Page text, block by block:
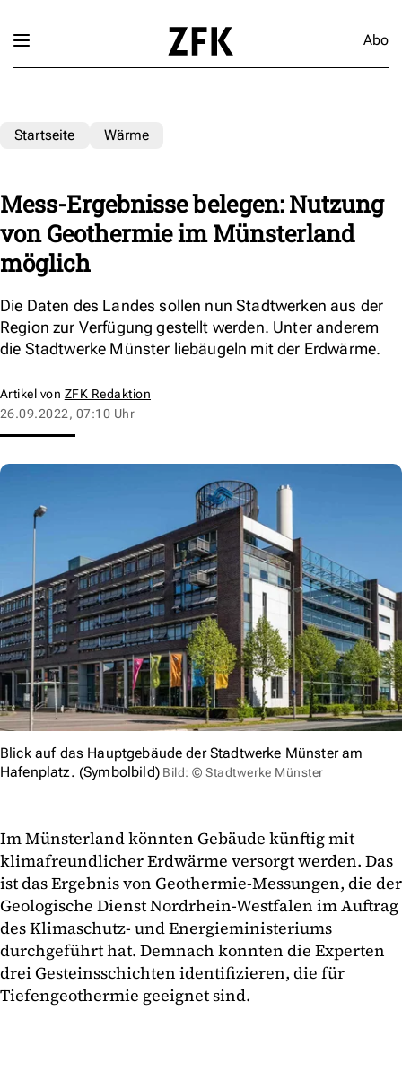
Abo
Startseite Wärme
Mess-Ergebnisse belegen: Nutzung
von Geothermie im Münsterland
möglich
Die Daten des Landes sollen nun Stadtwerken aus der
Region zur Verfügung gestellt werden. Unter anderem
die Stadtwerke Münster liebäugeln mit der Erdwärme.
Artikel von ZFK Redaktion
26.09.2022, 07:10 Uhr
Blick auf das Hauptgebäude der Stadtwerke Münster am
Hafenplatz. (Symbolbild) Bild: © Stadtwerke Münster
Im Münsterland könnten Gebäude künftig mit
klimafreundlicher Erdwärme versorgt werden. Das
ist das Ergebnis von Geothermie-Messungen, die der
Geologische Dienst Nordrhein-Westfalen im Auftrag
des Klimaschutz- und Energieministeriums
durchgeführt hat. Demnach konnten die Experten
drei Gesteinsschichten identifizieren, die für
Tiefengeothermie geeignet sind.